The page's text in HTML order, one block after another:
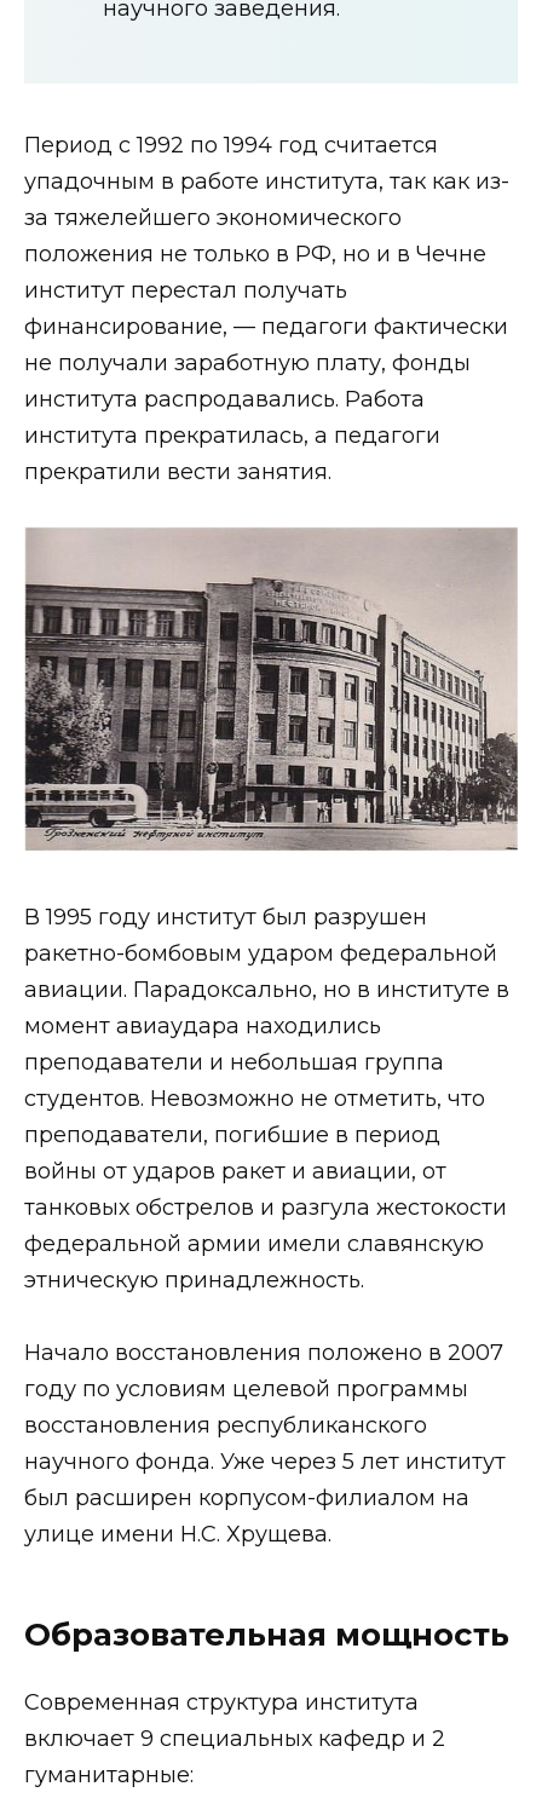
научного заведения.
Период с 1992 по 1994 год считается
упадочным в работе института, так как из-
за тяжелейшего экономического
положения не только в РФ, но и в Чечне
институт перестал получать
финансирование, — педагоги фактически
не получали заработную плату, фонды
института распродавались. Работа
института прекратилась, а педагоги
прекратили вести занятия.
В 1995 году институт был разрушен
ракетно-бомбовым ударом федеральной
авиации. Парадоксально, но в институте в
момент авиаудара находились
преподаватели и небольшая группа
студентов. Невозможно не отметить, что
преподаватели, погибшие в период
войны от ударов ракет и авиации, от
танковых обстрелов и разгула жестокости
федеральной армии имели славянскую
этническую принадлежность.
Начало восстановления положено в 2007
году по условиям целевой программы
восстановления республиканского
научного фонда. Уже через 5 лет институт
был расширен корпусом-филиалом на
улице имени Н.С. Хрущева.
Образовательная мощность
Современная структура института
включает 9 специальных кафедр и 2
гуманитарные: